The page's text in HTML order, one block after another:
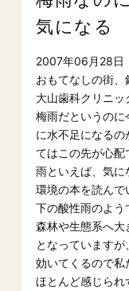
気になる
2007年06月28日
おもてなしの街、
大山歯科クリニ
梅雨だというのに
に水不足になる
てはこの先が心配
雨といえば、気に
環境の本を読ん
下の酸性雨のよう
森林や生態系へ大
となっています
効いてくるので
ほとんど感じられ